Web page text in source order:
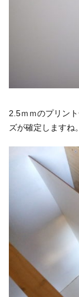
2.5ｍｍのプリン
ズが確定しますね。